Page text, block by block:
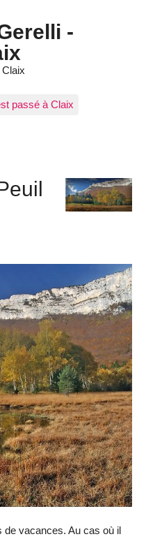
-
passé à Claix
de vacances. Au cas où il